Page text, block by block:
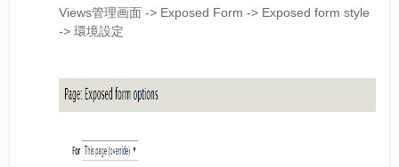
Views管理画面 -> Exposed Form -> Exposed form style
-> 環境設定